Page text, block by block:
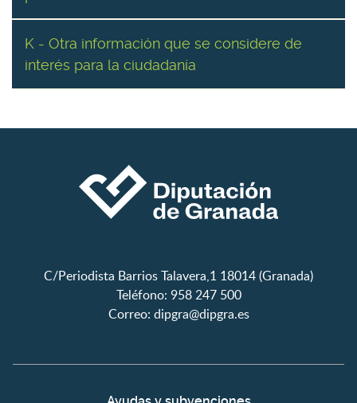
K - Otra información que se considere de
interés para la ciudadanía
C/Periodista Barrios Talavera,1 18014 (Granada)
Teléfono: 958 247 500
Correo: dipgra@dipgra.es